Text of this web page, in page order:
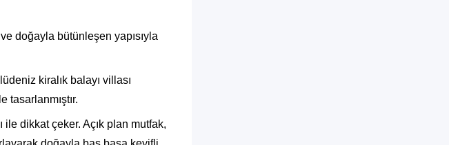
doğayla bütünleşen yapısıyla
kiralık balayı villası
dikkat çeker. Açık plan mutfak,